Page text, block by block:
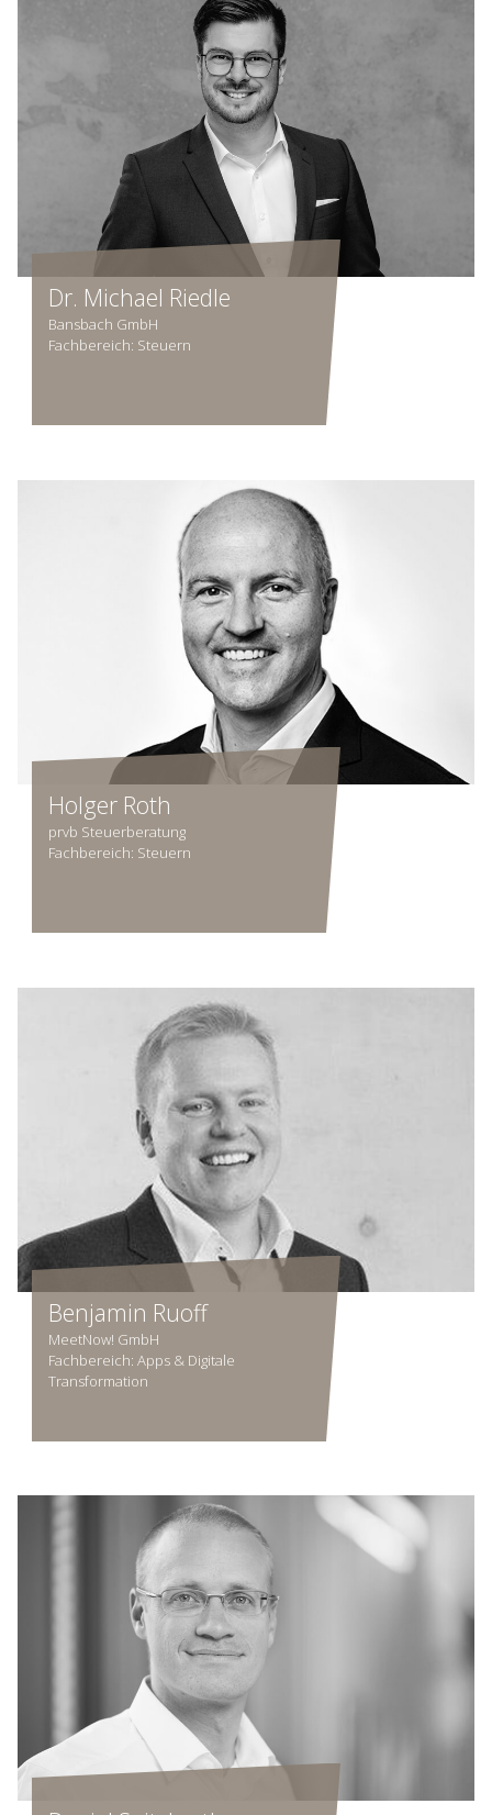
Dr. Michael Riedle
Bansbach GmbH
Fachbereich: Steuern
Holger Roth
prvb Steuerberatung
Fachbereich: Steuern
Benjamin Ruoff
MeetNow! GmbH
Fachbereich: Apps & Digitale
Transformation